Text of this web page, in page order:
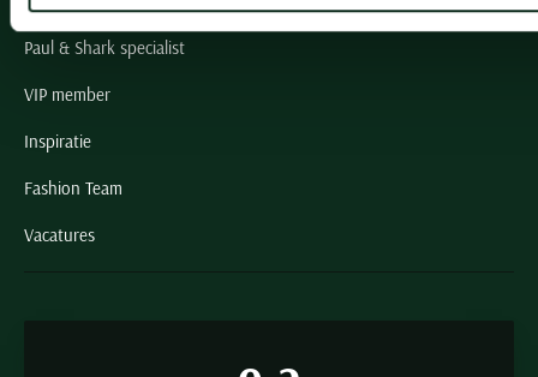
Paul & Shark specialist
VIP member
Inspiratie
Fashion Team
Vacatures